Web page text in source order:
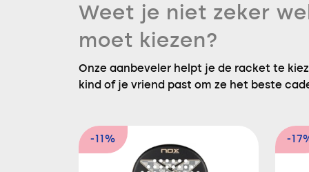
Weet je niet zeker
moet kiezen?
Onze aanbeveler helpt je de racket te
kind of je vriend past om ze het beste
-11% -